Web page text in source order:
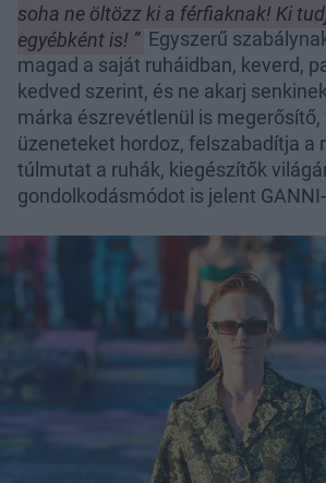
soha ne öltözz ki a férfiaknak! Ki
egyébként is! ” Egyszerű
magad a saját ruháidban, keverd,
kedved szerint, és ne akarj
márka észrevétlenül is
üzeneteket hordoz, felszabadítja a
túlmutat a ruhák, kiegészítők
gondolkodásmódot is jelent